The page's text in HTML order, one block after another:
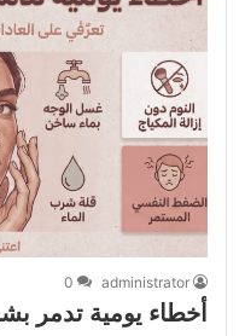
administrator
0
أخطاء يومية تدمر